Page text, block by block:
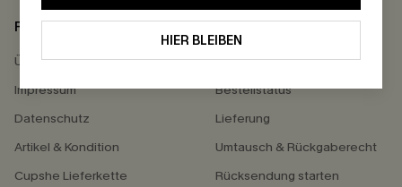
HIER BLEIBEN
FIRMENINFO
Über Uns
Impressum
Datenschutz
Artikel & Kondition
Cupshe Lieferkette
HILFE
Kontakt
Bestellstatus
Lieferung
Umtausch & Rückgaberecht
Rücksendung starten